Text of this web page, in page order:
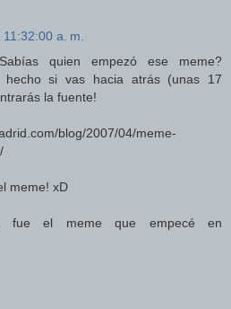
a. m.
quien empezó ese meme?
hecho si vas hacia atrás (unas 17
la fuente!
blog/2007/04/meme-
meme! xD
fue el meme que empecé en